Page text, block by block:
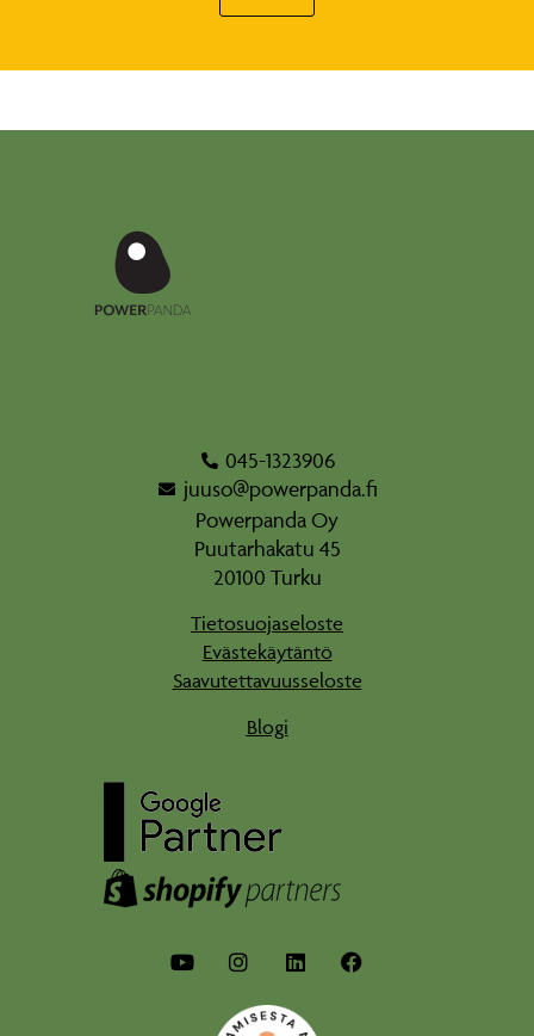
045-1323906
juuso@powerpanda.fi
Powerpanda Oy
Puutarhakatu 45
20100 Turku
Tietosuojaseloste
Evästekäytäntö
Saavutettavuusseloste
Blogi